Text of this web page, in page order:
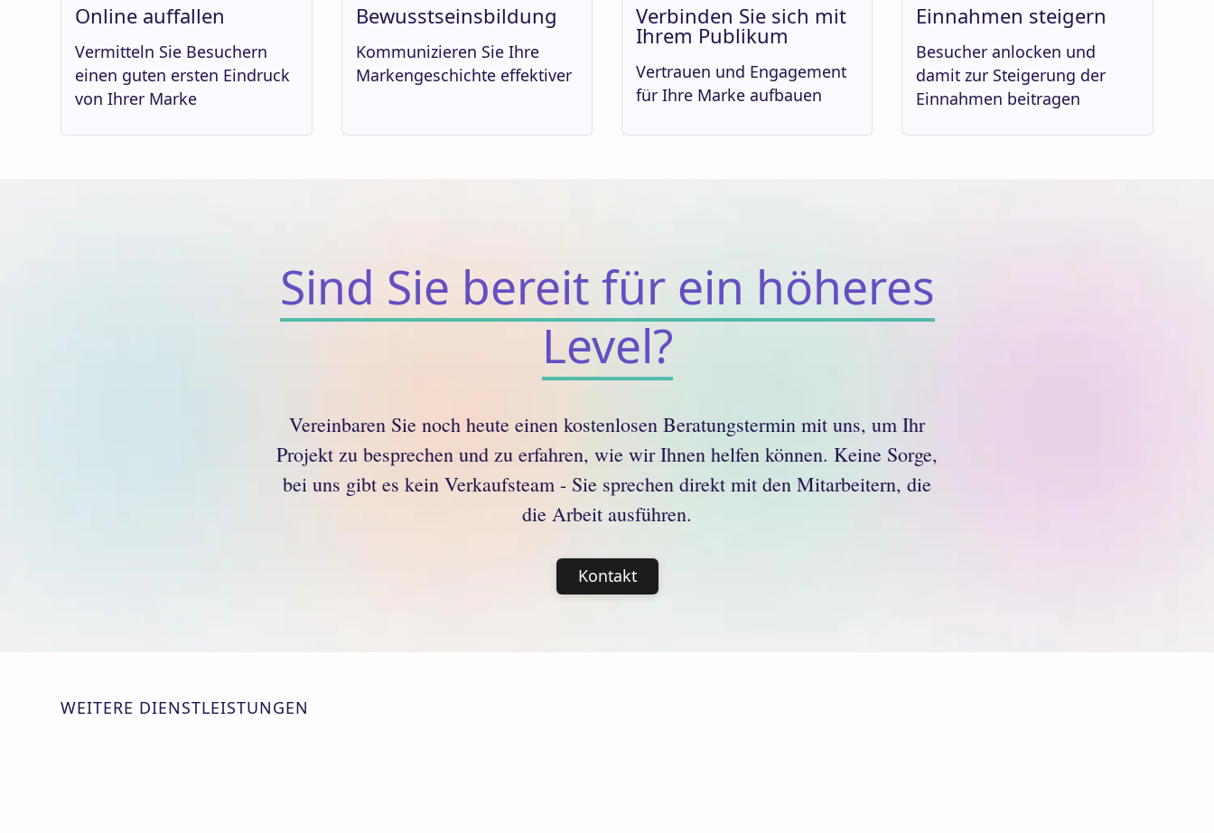
Online auffallen
Vermitteln Sie Besuchern
einen guten ersten Eindruck
von Ihrer Marke
Bewusstseinsbildung
Kommunizieren Sie Ihre
Markengeschichte effektiver
Verbinden Sie sich mit
Ihrem Publikum
Vertrauen und Engagement
für Ihre Marke aufbauen
Einnahmen steigern
Besucher anlocken und
damit zur Steigerung der
Einnahmen beitragen
Sind Sie bereit für ein höheres
Level?
Vereinbaren Sie noch heute einen kostenlosen Beratungstermin mit uns, um Ihr
Projekt zu besprechen und zu erfahren, wie wir Ihnen helfen können. Keine Sorge,
bei uns gibt es kein Verkaufsteam - Sie sprechen direkt mit den Mitarbeitern, die
die Arbeit ausführen.
Kontakt
WEITERE DIENSTLEISTUNGEN